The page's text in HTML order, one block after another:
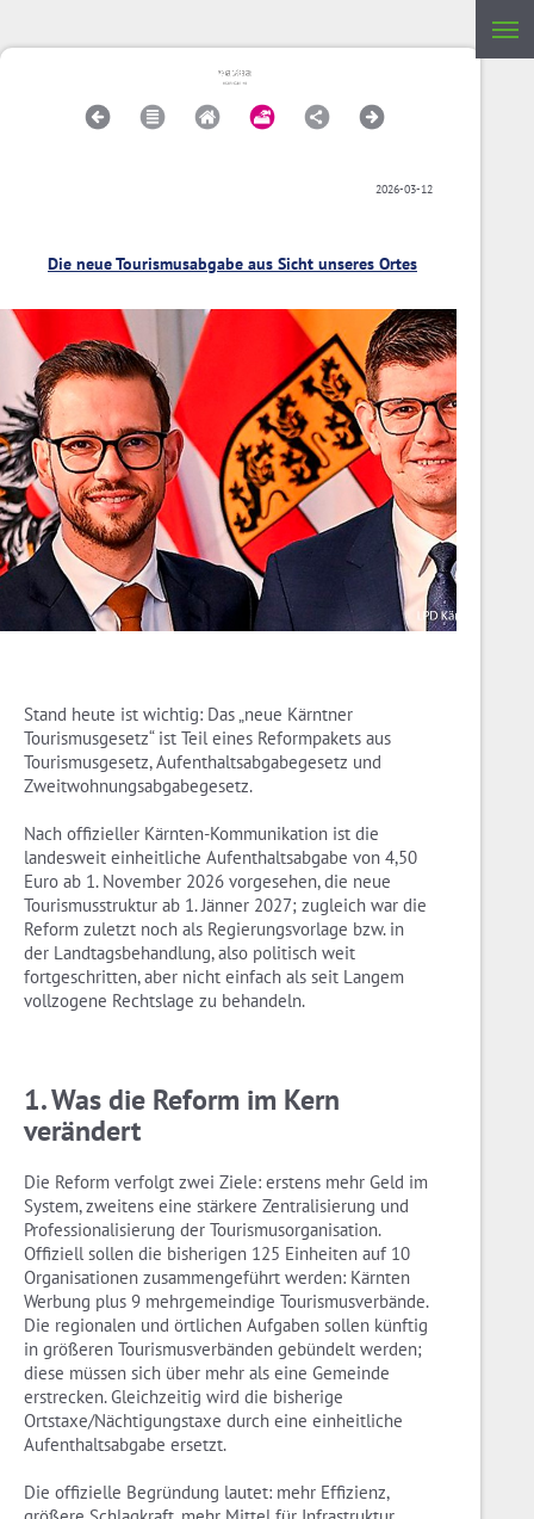
2026-03-12
Die neue Tourismusabgabe aus Sicht unseres Ortes
Stand heute ist wichtig: Das „neue Kärntner
Tourismusgesetz“ ist Teil eines Reformpakets aus
Tourismusgesetz, Aufenthaltsabgabegesetz und
Zweitwohnungsabgabegesetz.
Nach offizieller Kärnten-Kommunikation ist die
landesweit einheitliche Aufenthaltsabgabe von 4,50
Euro ab 1. November 2026 vorgesehen, die neue
Tourismusstruktur ab 1. Jänner 2027; zugleich war die
Reform zuletzt noch als Regierungsvorlage bzw. in
der Landtagsbehandlung, also politisch weit
fortgeschritten, aber nicht einfach als seit Langem
vollzogene Rechtslage zu behandeln.
1. Was die Reform im Kern
verändert
Die Reform verfolgt zwei Ziele: erstens mehr Geld im
System, zweitens eine stärkere Zentralisierung und
Professionalisierung der Tourismusorganisation.
Offiziell sollen die bisherigen 125 Einheiten auf 10
Organisationen zusammengeführt werden: Kärnten
Werbung plus 9 mehrgemeindige Tourismusverbände.
Die regionalen und örtlichen Aufgaben sollen künftig
in größeren Tourismusverbänden gebündelt werden;
diese müssen sich über mehr als eine Gemeinde
erstrecken. Gleichzeitig wird die bisherige
Ortstaxe/Nächtigungstaxe durch eine einheitliche
Aufenthaltsabgabe ersetzt.
Die offizielle Begründung lautet: mehr Effizienz,